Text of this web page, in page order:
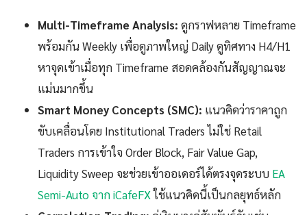
Multi-Timeframe Analysis: ดูกราฟหลาย Timeframe
พร้อมกัน Weekly เพื่อดูภาพใหญ่ Daily ดูทิศทาง H4/H1
หาจุดเข้าเมื่อทุก Timeframe สอดคล้องกันสัญญาณจะ
แม่นมากขึ้น
Smart Money Concepts (SMC): แนวคิดว่าราคาถูก
ขับเคลื่อนโดย Institutional Traders ไม่ใช่ Retail
Traders การเข้าใจ Order Block, Fair Value Gap,
Liquidity Sweep จะช่วยเข้าออเดอร์ได้ตรงจุดระบบ EA
Semi-Auto จาก iCafeFXใช้แนวคิดนี้เป็นกลยุทธ์หลัก